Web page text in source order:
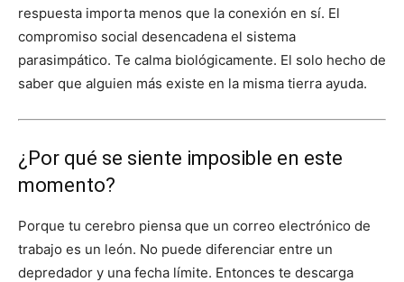
respuesta importa menos que la conexión en sí. El
compromiso social desencadena el sistema
parasimpático. Te calma biológicamente. El solo hecho de
saber que alguien más existe en la misma tierra ayuda.
¿Por qué se siente imposible en este
momento?
Porque tu cerebro piensa que un correo electrónico de
trabajo es un león. No puede diferenciar entre un
depredador y una fecha límite. Entonces te descarga